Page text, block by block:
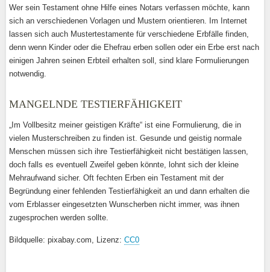
Wer sein Testament ohne Hilfe eines Notars verfassen möchte, kann
sich an verschiedenen Vorlagen und Mustern orientieren. Im Internet
lassen sich auch Mustertestamente für verschiedene Erbfälle finden,
denn wenn Kinder oder die Ehefrau erben sollen oder ein Erbe erst nach
einigen Jahren seinen Erbteil erhalten soll, sind klare Formulierungen
notwendig.
MANGELNDE TESTIERFÄHIGKEIT
„Im Vollbesitz meiner geistigen Kräfte“ ist eine Formulierung, die in
vielen Musterschreiben zu finden ist. Gesunde und geistig normale
Menschen müssen sich ihre Testierfähigkeit nicht bestätigen lassen,
doch falls es eventuell Zweifel geben könnte, lohnt sich der kleine
Mehraufwand sicher. Oft fechten Erben ein Testament mit der
Begründung einer fehlenden Testierfähigkeit an und dann erhalten die
vom Erblasser eingesetzten Wunscherben nicht immer, was ihnen
zugesprochen werden sollte.
Bildquelle: pixabay.com, Lizenz: CC0